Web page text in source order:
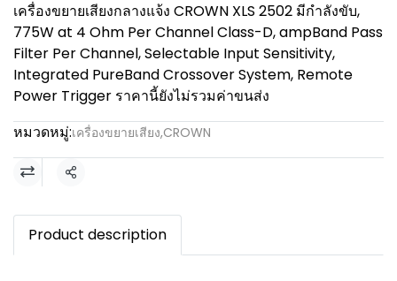
เครื่องขยายเสียงกลางแจ้ง CROWN XLS 2502 มีกำลังขับ,
775W at 4 Ohm Per Channel Class-D, ampBand Pass
Filter Per Channel, Selectable Input Sensitivity,
Integrated PureBand Crossover System, Remote
Power Trigger ราคานี้ยังไม่รวมค่าขนส่ง
หมวดหมู่:เครื่องขยายเสียง,CROWN
แชร์
Product description